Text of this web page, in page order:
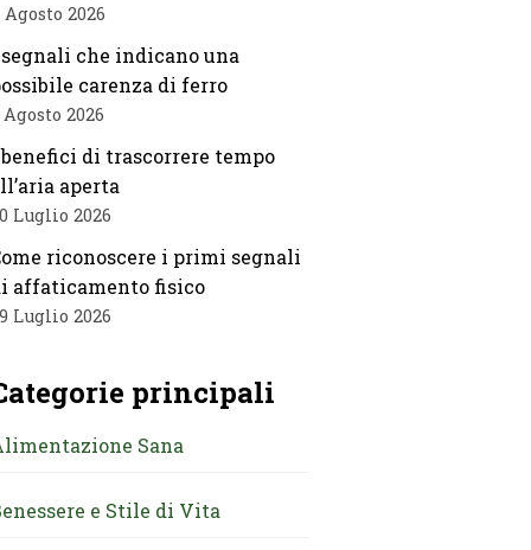
Agosto 2026
che indicano una
carenza di ferro
Agosto 2026
di trascorrere tempo
aperta
Luglio 2026
riconoscere i primi segnali
affaticamento fisico
Luglio 2026
principali
Sana
e Stile di Vita